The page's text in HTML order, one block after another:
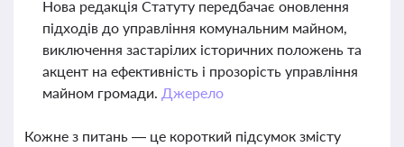
Нова редакція Статуту передбачає оновлення
підходів до управління комунальним майном,
виключення застарілих історичних положень та
акцент на ефективність і прозорість управління
майном громади. Джерело
Кожне з питань — це короткий підсумок змісту